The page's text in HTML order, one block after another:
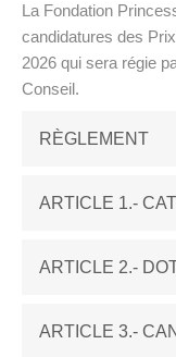
La Fondation
candidatures des
2026 qui sera régie
Conseil.
RÈGLEMENT
ARTICLE 1.-
ARTICLE 2.-
ARTICLE 3.-